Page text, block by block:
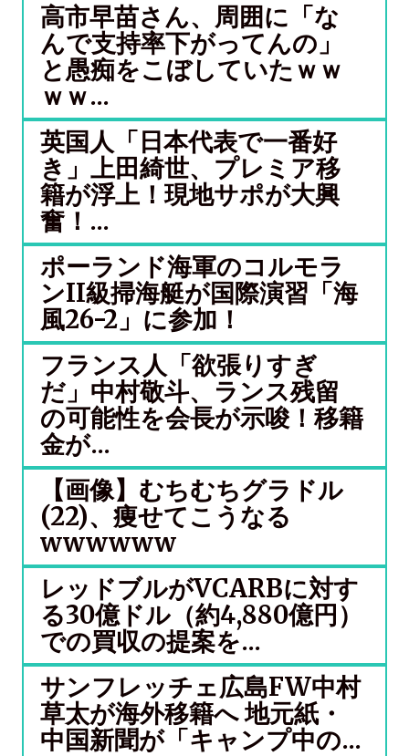
高市早苗さん、周囲に「な
んで支持率下がってんの」
と愚痴をこぼしていたｗｗ
ｗｗ...
英国人「日本代表で一番好
き」上田綺世、プレミア移
籍が浮上！現地サポが大興
奮！...
ポーランド海軍のコルモラ
ンII級掃海艇が国際演習「海
風26-2」に参加！
フランス人「欲張りすぎ
だ」中村敬斗、ランス残留
の可能性を会長が示唆！移籍
金が...
【画像】むちむちグラドル
(22)、痩せてこうなる
wwwwww
レッドブルがVCARBに対す
る30億ドル（約4,880億円）
での買収の提案を...
サンフレッチェ広島FW中村
草太が海外移籍へ 地元紙・
中国新聞が「キャンプ中の...